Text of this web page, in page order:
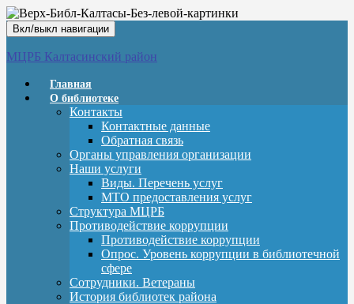
Вкл/выкл навигации
МЦРБ Калтасинский район
Главная
О библиотеке
Контакты
Контактные данные
Обратная связь
Органы управления организации
Наши услуги
Виды. Перечень услуг
МТО предоставления услуг
Структура МЦРБ
Противодействие коррупции
Противодействие коррупции
Опрос. Уровень коррупции в библиотечной
сфере
Сотрудники. Ветераны
История библиотек района